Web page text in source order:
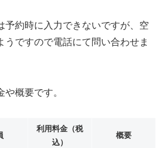
予約時に入力できないですが、空
うですので電話にて問い合わせま
概要です。
利用料金（税
込）
概要